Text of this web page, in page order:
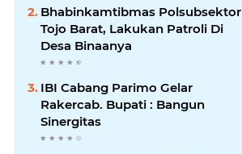
Bhabinkamtibmas Polsubsektor
Tojo Barat, Lakukan Patroli Di
Desa Binaanya
IBI Cabang Parimo Gelar
Rakercab. Bupati : Bangun
Sinergitas